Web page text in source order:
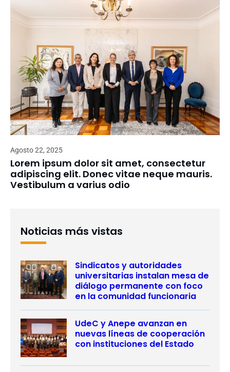
Agosto 22, 2025
Lorem ipsum dolor sit amet, consectetur
adipiscing elit. Donec vitae neque mauris.
Vestibulum a varius odio
Noticias más vistas
Sindicatos y autoridades
universitarias instalan mesa de
diálogo permanente con foco
en la comunidad funcionaria
UdeC y Anepe avanzan en
nuevas líneas de cooperación
con instituciones del Estado